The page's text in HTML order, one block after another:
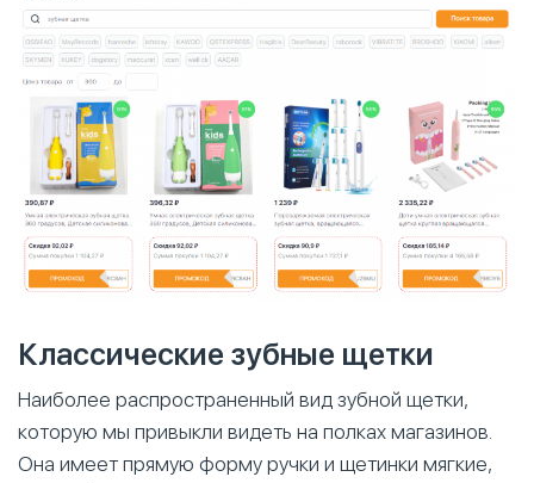
Классические зубные щетки
Наиболее распространенный вид зубной щетки,
которую мы привыкли видеть на полках магазинов.
Она имеет прямую форму ручки и щетинки мягкие,